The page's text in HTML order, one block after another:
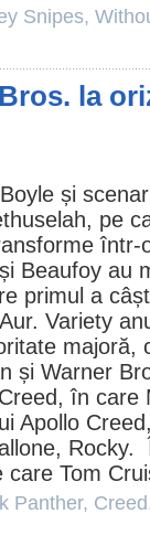
Snipes,
la
și
pe
într-
Beaufoy au
primul a
Variety
majoră,
și Warner
Creed, în care
Apollo
,
care Tom
Panther, Creed